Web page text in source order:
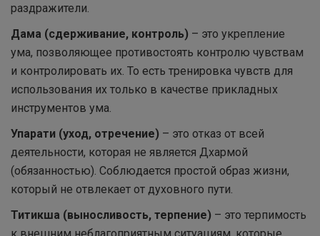
раздражители.
Дама (сдерживание, контроль) – это укрепление
ума, позволяющее противостоять контролю чувствам
и контролировать их. То есть тренировка чувств для
использования их только в качестве прикладных
инструментов ума.
Упарати (уход, отречение) – это отказ от всей
деятельности, которая не является Дхармой
(обязанностью). Соблюдается простой образ жизни,
который не отвлекает от духовного пути.
Титикша (выносливость, терпение) – это терпимость
к внешним неблагоприятным ситуациям, которые